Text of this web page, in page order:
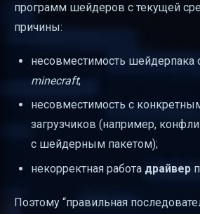
программ шейдеров с текущей
причины:
несовместимость шейдерпака
minecraft;
несовместимость с
загрузчиков (например,
с шейдерным пакетом);
некорректная работа драйвер
Поэтому “правильная